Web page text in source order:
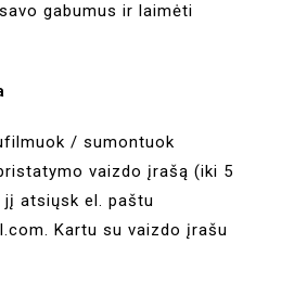
gabumus ir laimėti
/ sumontuok
vaizdo įrašą (iki 5
atsiųsk el. paštu
Kartu su vaizdo įrašu